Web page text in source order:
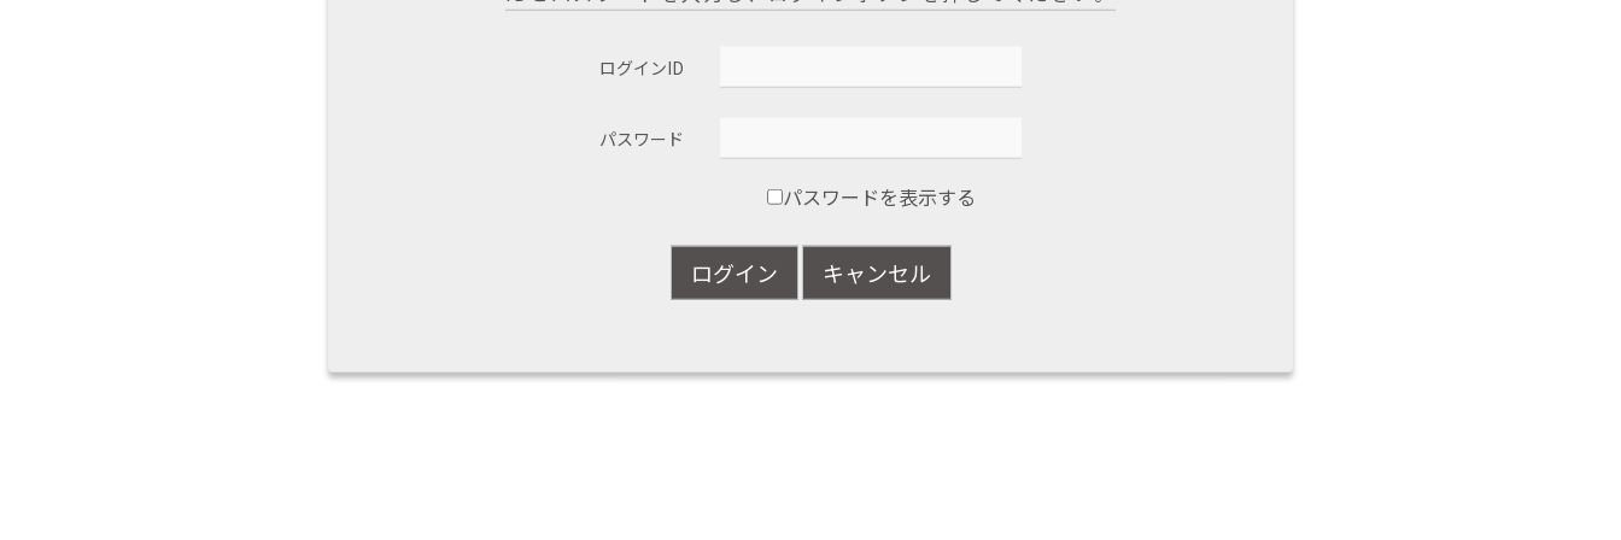
ログインID
パスワード
パスワードを表示する